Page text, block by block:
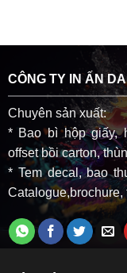
CÔNG TY IN ẤN
Chuyên sản xuất:
* Bao bì hộp giấy,
offset bồi carton,
* Tem decal, bao